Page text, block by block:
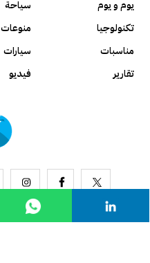
يوم و يوم
سياحة
تكنولوجيا
منوعات
مناسبات
سيارات
تقارير
فيديو